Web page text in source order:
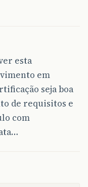
esta
em
seja boa
de requisitos e
com